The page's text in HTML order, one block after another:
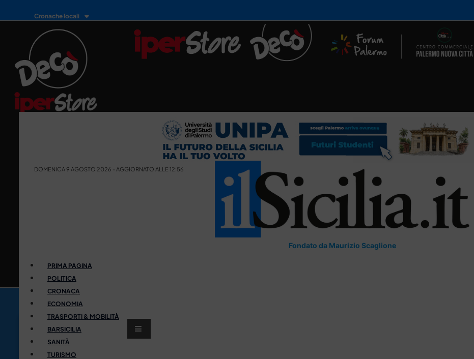
Cronache locali
DOMENICA 9 AGOSTO 2026 - AGGIORNATO ALLE 12:56
Fondato da Maurizio Scaglione
PRIMA PAGINA
POLITICA
CRONACA
ECONOMIA
TRASPORTI & MOBILITÀ
BARSICILIA
SANITÀ
TURISMO